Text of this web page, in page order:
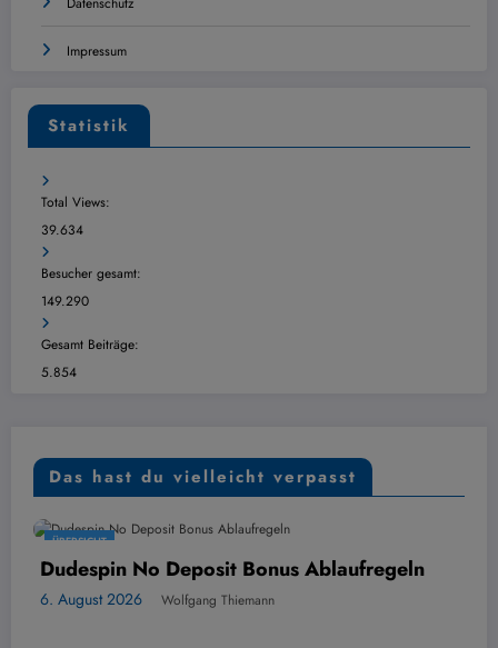
Impressum
Statistik
Total Views:
39.634
Besucher gesamt:
149.290
Gesamt Beiträge:
5.854
Das hast du vielleicht verpasst
No Deposit Bonus Ablaufregeln
Wolfgang Thiemann